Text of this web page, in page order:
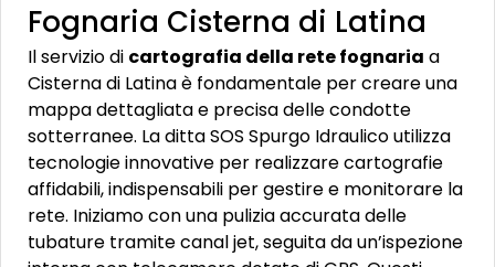
Fognaria Cisterna di Latina
Il servizio di cartografia della rete fognaria a
Cisterna di Latina è fondamentale per creare una
mappa dettagliata e precisa delle condotte
sotterranee. La ditta SOS Spurgo Idraulico utilizza
tecnologie innovative per realizzare cartografie
affidabili, indispensabili per gestire e monitorare la
rete. Iniziamo con una pulizia accurata delle
tubature tramite canal jet, seguita da un’ispezione